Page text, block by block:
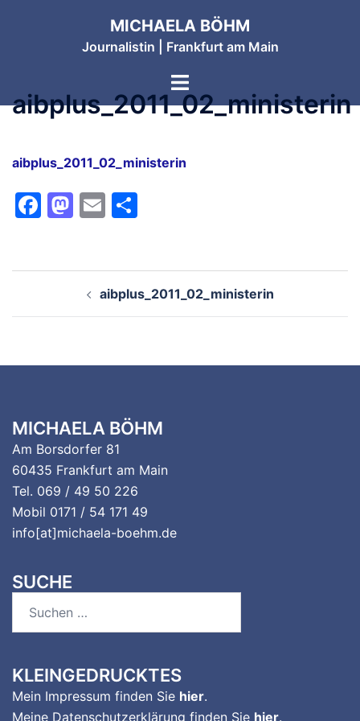
MICHAELA BÖHM
Journalistin | Frankfurt am Main
Menü
umschalten
aibplus_2011_02_ministerin
aibplus_2011_02_ministerin
Facebook
Mastodon
Email
Beitragsnavigation
aibplus_2011_02_ministerin
MICHAELA BÖHM
Am Borsdorfer 81
60435 Frankfurt am Main
Tel. 069 / 49 50 226
Mobil 0171 / 54 171 49
info[at]michaela-boehm.de
SUCHE
KLEINGEDRUCKTES
Mein Impressum finden Sie hier.
Meine Datenschutzerklärung finden Sie hier.